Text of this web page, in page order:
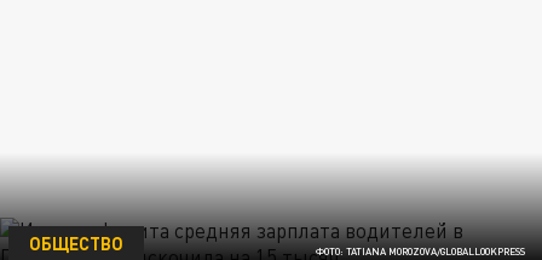
ФОТО: TATIANA MOROZOVA/GLOBALLOOKPRESS
ОБЩЕСТВО